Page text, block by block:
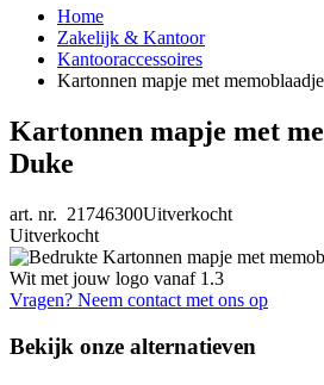
Home
Zakelijk & Kantoor
Kantooraccessoires
Kartonnen mapje met
Kartonnen mapje met
Duke
art. nr. 21746300Uitverkocht
Uitverkocht
Vragen? Neem contact met ons op
Bekijk onze alternatieven